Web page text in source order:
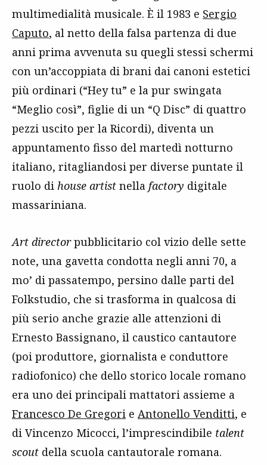
multimedialità musicale. È il 1983 e Sergio
Caputo, al netto della falsa partenza di due
anni prima avvenuta su quegli stessi schermi
con un’accoppiata di brani dai canoni estetici
più ordinari (“Hey tu” e la pur swingata
“Meglio così”, figlie di un “Q Disc” di quattro
pezzi uscito per la Ricordi), diventa un
appuntamento fisso del martedì notturno
italiano, ritagliandosi per diverse puntate il
ruolo di house artist nella factory digitale
massariniana.
Art directorpubblicitario col vizio delle sette
note, una gavetta condotta negli anni 70, a
mo’ di passatempo, persino dalle parti del
Folkstudio, che si trasforma in qualcosa di
più serio anche grazie alle attenzioni di
Ernesto Bassignano, il caustico cantautore
(poi produttore, giornalista e conduttore
radiofonico) che dello storico locale romano
era uno dei principali mattatori assieme a
Francesco De Gregori e Antonello Venditti, e
di Vincenzo Micocci, l’imprescindibile talent
scout della scuola cantautorale romana.